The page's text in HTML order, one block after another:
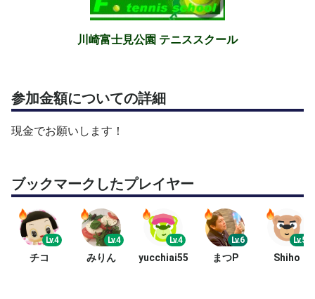
川崎富士見公園 テニススクール
参加金額についての詳細
現金でお願いします！
ブックマークしたプレイヤー
Lv.4
チコ
Lv.4
みりん
Lv.4
yucchiai55
Lv.6
まつP
Lv.5
Shiho